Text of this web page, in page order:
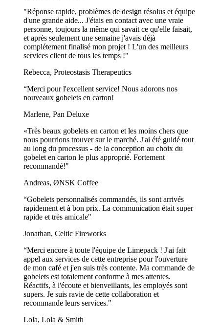
"Réponse rapide, problèmes de design résolus et équipe
d'une grande aide... J'étais en contact avec une vraie
personne, toujours la même qui savait ce qu'elle faisait,
et après seulement une semaine j'avais déjà
complétement finalisé mon projet ! L'un des meilleurs
services client de tous les temps !"
Rebecca, Proteostasis Therapeutics
“Merci pour l'excellent service! Nous adorons nos
nouveaux gobelets en carton!
Marlene, Pan Deluxe
«Très beaux gobelets en carton et les moins chers que
nous pourrions trouver sur le marché. J'ai été guidé tout
au long du processus - de la conception au choix du
gobelet en carton le plus approprié. Fortement
recommandé!"
Andreas, ØNSK Coffee
“Gobelets personnalisés commandés, ils sont arrivés
rapidement et à bon prix. La communication était super
rapide et très amicale"
Jonathan, Celtic Fireworks
“Merci encore à toute l'équipe de Limepack ! J'ai fait
appel aux services de cette entreprise pour l'ouverture
de mon café et j'en suis très contente. Ma commande de
gobelets est totalement conforme à mes attentes.
Réactifs, à l'écoute et bienveillants, les employés sont
supers. Je suis ravie de cette collaboration et
recommande leurs services."
Lola, Lola & Smith